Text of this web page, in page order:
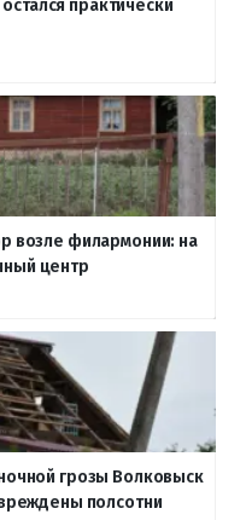
практически
возле филармонии: на
центр
грозы Волковыск
полсотни